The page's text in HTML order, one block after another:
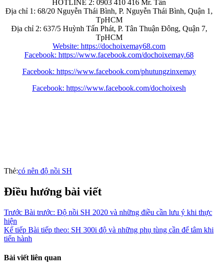
HOTLINE 2: 0903 410 416 Mr. Tấn
Địa chỉ 1: 68/20 Nguyễn Thái Bình, P. Nguyễn Thái Bình, Quận 1,
TpHCM
Địa chỉ 2: 637/5 Huỳnh Tấn Phát, P. Tân Thuận Đông, Quận 7,
TpHCM
Website: https://dochoixemay68.com
Facebook: https://www.facebook.com/dochoixemay.68
Facebook: https://www.facebook.com/phutungzinxemay
Facebook: https://www.facebook.com/dochoixesh
Thẻ:có nên độ nồi SH
Điều hướng bài viết
Trước Bài trước: Độ nồi SH 2020 và những điều cần lưu ý khi thực
hiện
Kế tiếp Bài tiếp theo: SH 300i độ và những phụ tùng cần để tâm khi
tiến hành
Bài viết liên quan